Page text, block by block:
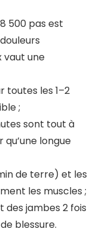
500 pas est
vaut une
toutes les 1–2
;
sont tout à
longue
de terre) et les
les muscles ;
jambes 2 fois
blessure.